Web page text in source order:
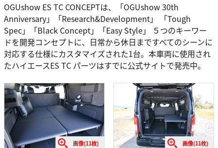
OGUshow ES TC CONCEPTは、「OGUshow 30th
Anniversary」「Research&Development」 「Tough
Spec」「Black Concept」「Easy Style」 ５つのキーワー
ドを開発コンセプトに、日常から休日まですべてのシーンに
対応する仕様にカスタマイズされた1台。本車両に使用され
たハイエースES TC パーツはすでに公式サイトで発売中。
画像(11枚) 画像(11枚)